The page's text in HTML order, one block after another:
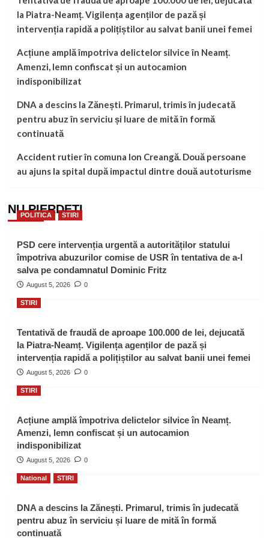
la Piatra-Neamț. Vigilența agenților de pază și
intervenția rapidă a polițiștilor au salvat banii unei femei
Acțiune amplă împotriva delictelor silvice în Neamț.
Amenzi, lemn confiscat și un autocamion
indisponibilizat
DNA a descins la Zănești. Primarul, trimis în judecată
pentru abuz în serviciu și luare de mită în formă
continuată
Accident rutier în comuna Ion Creangă. Două persoane
au ajuns la spital după impactul dintre două autoturisme
NU PIERDEȚI
POLITICA STIRI
PSD cere intervenția urgentă a autorităților statului
împotriva abuzurilor comise de USR în tentativa de a-l
salva pe condamnatul Dominic Fritz
August 5, 2026 0
STIRI
Tentativă de fraudă de aproape 100.000 de lei, dejucată
la Piatra-Neamț. Vigilența agenților de pază și
intervenția rapidă a polițiștilor au salvat banii unei femei
August 5, 2026 0
STIRI
Acțiune amplă împotriva delictelor silvice în Neamț.
Amenzi, lemn confiscat și un autocamion
indisponibilizat
August 5, 2026 0
National STIRI
DNA a descins la Zănești. Primarul, trimis în judecată
pentru abuz în serviciu și luare de mită în formă
continuată